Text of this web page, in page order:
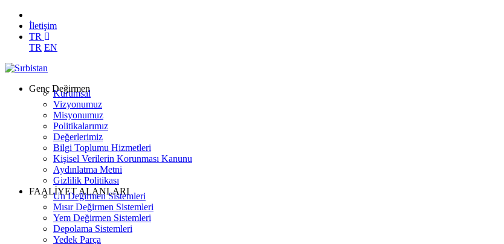
İletişim
TR
TR EN
Genç Değirmen
Kurumsal
Vizyonumuz
Misyonumuz
Politikalarımız
Değerlerimiz
Bilgi Toplumu Hizmetleri
Kişisel Verilerin Korunması Kanunu
Aydınlatma Metni
Gizlilik Politikası
FAALİYET ALANLARI
Un Değirmen Sistemleri
Mısır Değirmen Sistemleri
Yem Değirmen Sistemleri
Depolama Sistemleri
Yedek Parça